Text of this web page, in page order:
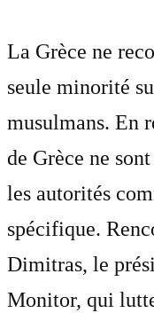
La Grèce ne
seule minorité
musulmans. En
de Grèce ne
les autorités
spécifique.
Dimitras, le
Monitor, qui